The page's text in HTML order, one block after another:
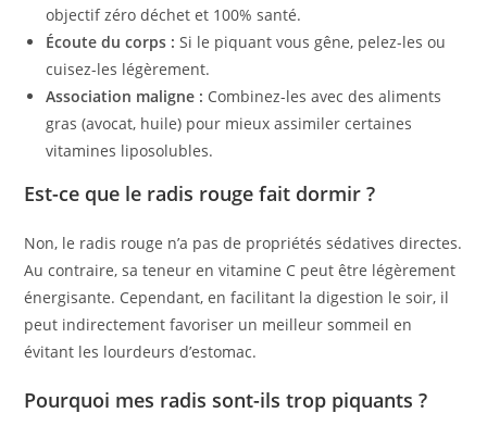
objectif zéro déchet et 100% santé.
Écoute du corps : Si le piquant vous gêne, pelez-les ou
cuisez-les légèrement.
Association maligne : Combinez-les avec des aliments
gras (avocat, huile) pour mieux assimiler certaines
vitamines liposolubles.
Est-ce que le radis rouge fait dormir ?
Non, le radis rouge n’a pas de propriétés sédatives directes.
Au contraire, sa teneur en vitamine C peut être légèrement
énergisante. Cependant, en facilitant la digestion le soir, il
peut indirectement favoriser un meilleur sommeil en
évitant les lourdeurs d’estomac.
Pourquoi mes radis sont-ils trop piquants ?